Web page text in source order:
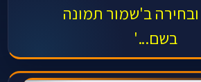
ב'שמור תמונה
בשם...'